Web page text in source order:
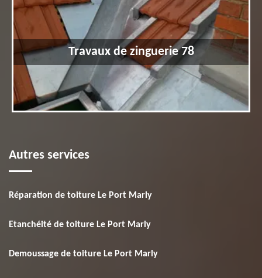
Travaux de zinguerie 78
Autres services
Réparation de toiture Le Port Marly
Etanchéité de toiture Le Port Marly
Demoussage de toiture Le Port Marly